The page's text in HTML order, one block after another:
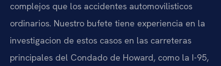
complejos que los accidentes automovilisticos
ordinarios. Nuestro bufete tiene experiencia en la
investigacion de estos casos en las carreteras
principales del Condado de Howard, como la I-95,